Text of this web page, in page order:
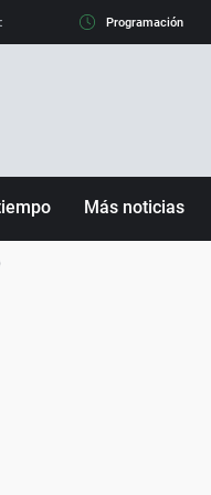
y su 'sí' al Barça La llamada
Programación
Más noticias